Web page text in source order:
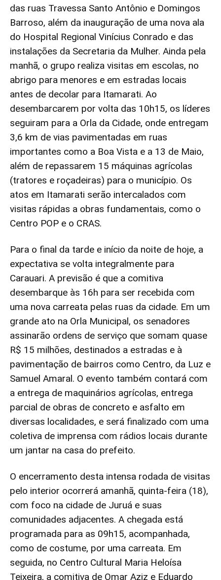
das ruas Travessa Santo Antônio e Domingos
Barroso, além da inauguração de uma nova ala
do Hospital Regional Vinícius Conrado e das
instalações da Secretaria da Mulher. Ainda pela
manhã, o grupo realiza visitas em escolas, no
abrigo para menores e em estradas locais
antes de decolar para Itamarati. Ao
desembarcarem por volta das 10h15, os líderes
seguiram para a Orla da Cidade, onde entregam
3,6 km de vias pavimentadas em ruas
importantes como a Boa Vista e a 13 de Maio,
além de repassarem 15 máquinas agrícolas
(tratores e roçadeiras) para o município. Os
atos em Itamarati serão intercalados com
visitas rápidas a obras fundamentais, como o
Centro POP e o CRAS.
Para o final da tarde e início da noite de hoje, a
expectativa se volta integralmente para
Carauari. A previsão é que a comitiva
desembarque às 16h para ser recebida com
uma nova carreata pelas ruas da cidade. Em um
grande ato na Orla Municipal, os senadores
assinarão ordens de serviço que somam quase
R$ 15 milhões, destinados a estradas e à
pavimentação de bairros como Centro, da Luz e
Samuel Amaral. O evento também contará com
a entrega de maquinários agrícolas, entrega
parcial de obras de concreto e asfalto em
diversas localidades, e será finalizado com uma
coletiva de imprensa com rádios locais durante
um jantar na casa do prefeito.
O encerramento desta intensa rodada de visitas
pelo interior ocorrerá amanhã, quinta-feira (18),
com foco na cidade de Juruá e suas
comunidades adjacentes. A chegada está
programada para as 09h15, acompanhada,
como de costume, por uma carreata. Em
seguida, no Centro Cultural Maria Heloísa
Teixeira, a comitiva de Omar Aziz e Eduardo